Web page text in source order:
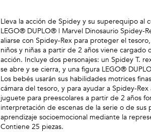
Lleva la acción de Spidey y su superequipo
LEGO® DUPLO® | Marvel Dinosaurio Spidey-
aliarse con Spidey-Rex para proteger el
niños y niñas a partir de 2 años viene
acción. Incluye dos personajes: un Spidey T.
se abre y se cierra, y una figura LEGO®
Los bebés usarán sus habilidades motrices
cámara del tesoro, y para ayudar a Spidey-
juguete para preescolares a partir de 2 años
interpretación de escenas de la serie o de sus
aprendizaje socioemocional mediante la
Contiene 25 piezas.